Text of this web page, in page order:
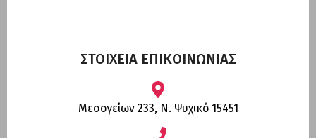
ΣΤΟΙΧΕΙΑ ΕΠΙΚΟΙΝΩΝΙΑΣ
Μεσογείων 233, Ν. Ψυχικό 15451